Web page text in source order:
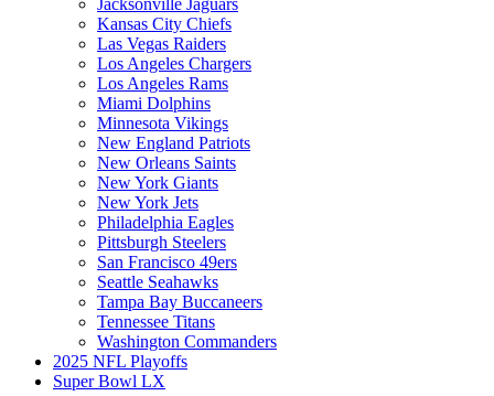
Kansas City Chiefs
Las Vegas Raiders
Los Angeles Chargers
Los Angeles Rams
Miami Dolphins
Minnesota Vikings
New England Patriots
New Orleans Saints
New York Giants
New York Jets
Philadelphia Eagles
Pittsburgh Steelers
San Francisco 49ers
Seattle Seahawks
Tampa Bay Buccaneers
Tennessee Titans
Washington Commanders
2025 NFL Playoffs
Super Bowl LX